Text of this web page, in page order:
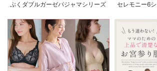
ぷくダブルガーゼパジャマシリーズ
セレモニー6